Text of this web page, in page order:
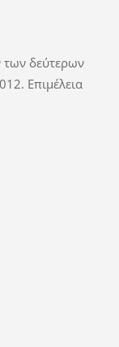
των δεύτερων
Επιμέλεια